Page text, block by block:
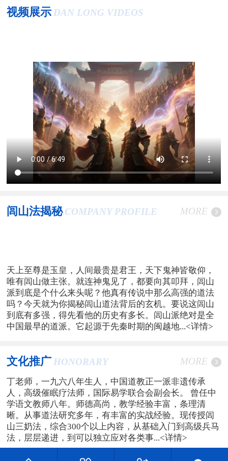
视频展示 DAN LONG VIDEOS
闾山法揭秘 COMPANY PROFILE MORE
天上至尊是玉皇，人间最贵是君王，天下鬼神皆敬仰，
唯有闾山做主张。就连神鬼见了，都要向其叩拜，闾山
派到底是个什么来头呢？他真有传说中那么高强的道法
吗？今天就为你揭秘闾山道法背后的玄机。要说这闾山
到底有多强，得先看他的历史有多长。闾山派绝对是全
中国最早的道派。它起源于先秦时期的闽越地...<详情>
文化推广 HONORARY MORE
丁老师，一九六八年生人，中国道教正一派非遗传承
人，高级催眠疗法师，国际易学联合会副会长。 曾任中
学语文教师八年。师德高尚，教学经验丰富，条理清
晰。从事道法研究多年，有丰富的实战经验。现传授闾
山三奶法，综合300个以上内容，从基础入门到高级兵马
法，层层递进，到可以独立应对各类事...<详情>